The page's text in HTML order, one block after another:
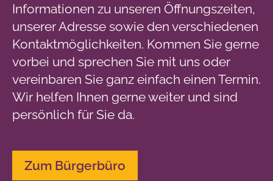
Informationen zu unseren Öffnungszeiten,
unserer Adresse sowie den verschiedenen
Kontaktmöglichkeiten. Kommen Sie gerne
vorbei und sprechen Sie mit uns oder
vereinbaren Sie ganz einfach einen Termin.
Wir helfen Ihnen gerne weiter und sind
persönlich für Sie da.
Zum Bürgerbüro